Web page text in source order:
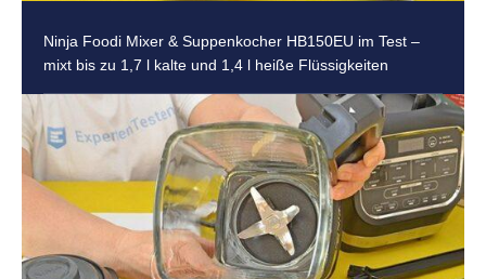
Ninja Foodi Mixer & Suppenkocher HB150EU im Test –
mixt bis zu 1,7 l kalte und 1,4 l heiße Flüssigkeiten